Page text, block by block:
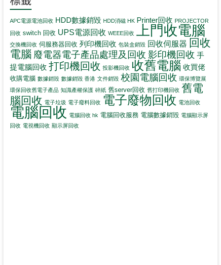
APC電源電池回收 HDD數據銷毀 HDD消磁 HK Printer回收 PROJECTOR
回收 switch 回收 UPS電源回收 WEEE回收 上門收電腦
交換機回收 伺服務器回收 列印機回收 包裝盒銷毀 回收伺服器 回收
電腦 廢電器電子產品處理及回收 影印機回收 手
提電腦回收 打印機回收 投影機回收 收舊電腦 收買佬
收購電腦 數據銷毀 數據銷毀 香港 文件銷毀 校園電腦回收 環保博覽展
環保回收舊電子產品 知識產權保護 碎紙 舊server回收 舊打印機回收 舊電
腦回收 電子垃圾 電子廢料回收 電子廢物回收 電池回收
電腦回收 電腦回收 hk 電腦回收服務 電腦數據銷毀 電腦顯示屏
回收 電視機回收 顯示屏回收